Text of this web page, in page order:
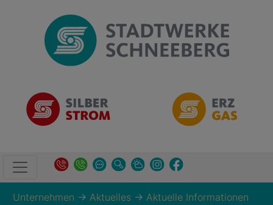
Unternehmen → Aktuelles → Aktuelle Informationen